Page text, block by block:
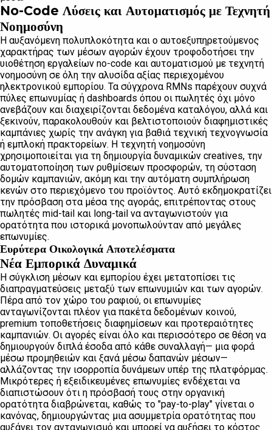
No-Code Λύσεις και Αυτοματισμός με Τεχνητή
Νοημοσύνη
Η αυξανόμενη πολυπλοκότητα και ο αυτοεξυπηρετούμενος
χαρακτήρας των μέσων αγορών έχουν τροφοδοτήσει την
υιοθέτηση εργαλείων no-code και αυτοματισμού με τεχνητή
νοημοσύνη σε όλη την αλυσίδα αξίας περιεχομένου
ηλεκτρονικού εμπορίου. Τα σύγχρονα RMNs παρέχουν συχνά
πύλες επωνυμίας ή dashboards όπου οι πωλητές όχι μόνο
ανεβάζουν και διαχειρίζονται δεδομένα καταλόγου, αλλά και
ξεκινούν, παρακολουθούν και βελτιστοποιούν διαφημιστικές
καμπάνιες χωρίς την ανάγκη για βαθιά τεχνική τεχνογνωσία
ή εμπλοκή πρακτορείων. Η τεχνητή νοημοσύνη
χρησιμοποιείται για τη δημιουργία δυναμικών creatives, την
αυτοματοποίηση των ρυθμίσεων προσφορών, τη σύσταση
δομών καμπανιών, ακόμη και την αυτόματη συμπλήρωση
κενών στο περιεχόμενο του προϊόντος. Αυτό εκδημοκρατίζει
την πρόσβαση στα μέσα της αγοράς, επιτρέποντας στους
πωλητές mid-tail και long-tail να ανταγωνιστούν για
ορατότητα που ιστορικά μονοπωλούνταν από μεγάλες
επωνυμίες.
Ευρύτερα Οικολογικά Αποτελέσματα
Νέα Εμπορικά Δυναμικά
Η σύγκλιση μέσων και εμπορίου έχει μετατοπίσει τις
διαπραγματεύσεις μεταξύ των επωνυμιών και των αγορών.
Πέρα από τον χώρο του ραφιού, οι επωνυμίες
ανταγωνίζονται πλέον για πακέτα δεδομένων κοινού,
premium τοποθετήσεις διαφημίσεων και προτεραιότητες
καμπανιών. Οι αγορές είναι όλο και περισσότερο σε θέση να
δημιουργούν διπλά έσοδα από κάθε συναλλαγή— μια φορά
μέσω προμηθειών και ξανά μέσω δαπανών μέσων—
αλλάζοντας την ισορροπία δυνάμεων υπέρ της πλατφόρμας.
Μικρότερες ή εξειδικευμένες επωνυμίες ενδέχεται να
διαπιστώσουν ότι η πρόσβασή τους στην οργανική
ορατότητα διαβρώνεται, καθώς το "pay-to-play" γίνεται ο
κανόνας, δημιουργώντας μια ασυμμετρία ορατότητας που
αυξάνει τον ανταγωνισμό και μπορεί να αυξήσει το κόστος